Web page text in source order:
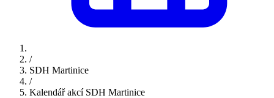
/
SDH Martinice
/
Kalendář akcí SDH Martinice